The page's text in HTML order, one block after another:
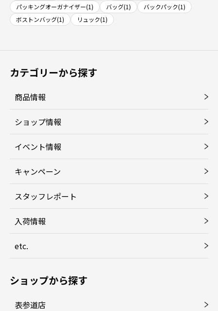
パッキングオーガナイザー(1)
バッグ(1)
バックパック(1)
ボストンバッグ(1)
リュック(1)
カテゴリーから探す
商品情報
ショップ情報
イベント情報
キャンペーン
スタッフレポート
入荷情報
etc.
ショップから探す
表参道店